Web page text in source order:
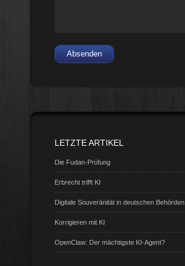
Absenden
LETZTE ARTIKEL
Die Fudan-Prüfung
Erbrecht trifft KI
Digitale Souveränität in deutschen Behörden
Korrigieren mit KI
OpenClaw: Der mächtigste KI-Agent?